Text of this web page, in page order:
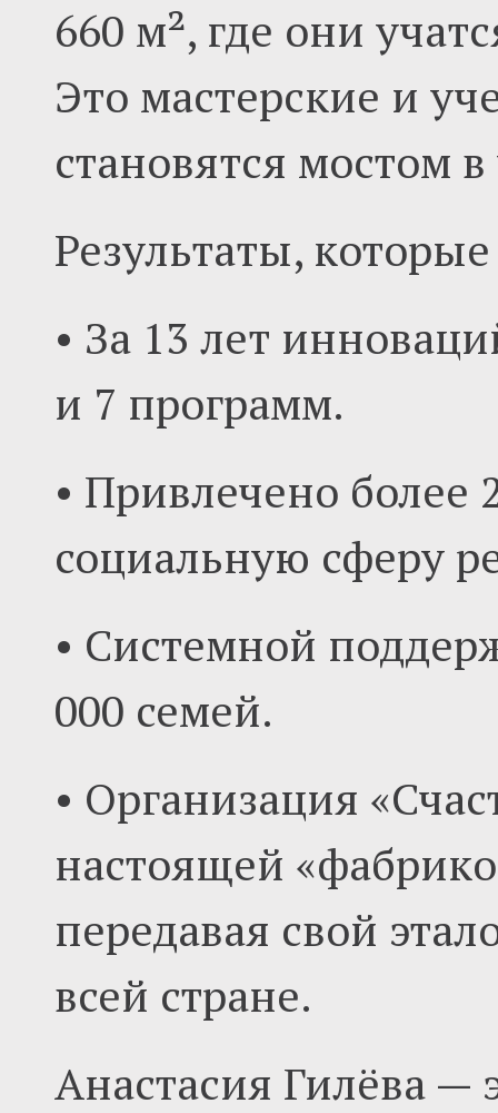
660 м², где они
Это мастерские и
становятся мостом
Результаты,
• За 13 лет
и 7 программ.
• Привлечено более
социальную сферу
• Системной
000 семей.
• Организация
настоящей
передавая свой
всей стране.
Анастасия Гилёва —